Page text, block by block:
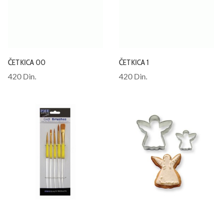
ČETKICA 00
420 Din.
ČETKICA 1
420 Din.